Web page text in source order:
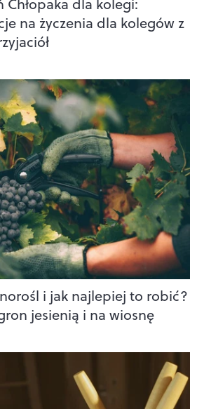
na życzenia dla kolegów z
i jak najlepiej to robić?
jesienią i na wiosnę